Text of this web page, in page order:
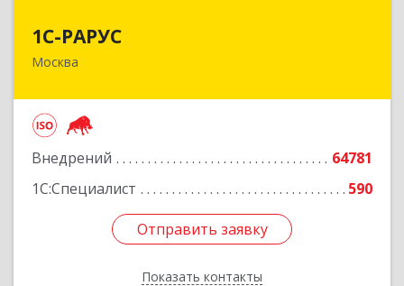
1С-РАРУС
Москва
Внедрений
64781
1С:Специалист
590
Отправить заявку
Показать контакты
127434, Москва г, Дмитровское ш, дом № 9Б
Отправить заявку
Назад